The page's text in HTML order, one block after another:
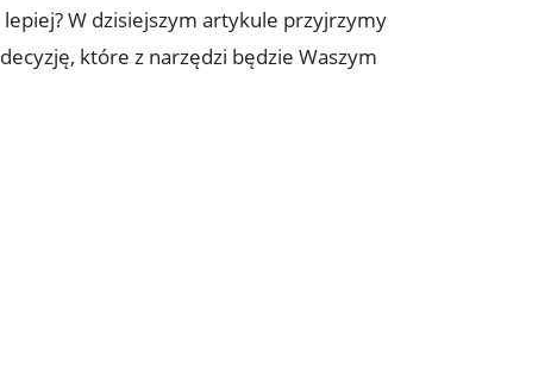
W dzisiejszym artykule przyjrzymy
które z narzędzi będzie Waszym